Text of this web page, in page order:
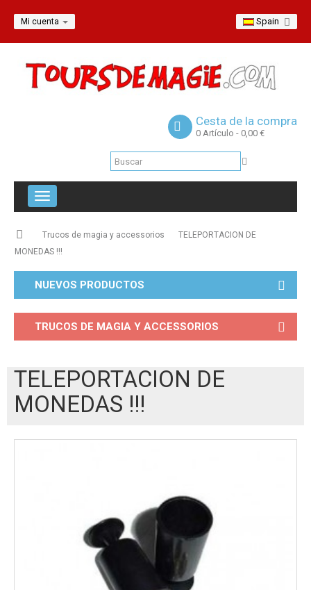
Mi cuenta Spain
Cesta de la compra
0 Artículo - 0,00 €
Navegación
Toggle
Trucos de magia y accessorios
TELEPORTACION DE
MONEDAS !!!
NUEVOS PRODUCTOS
TRUCOS DE MAGIA Y ACCESSORIOS
TELEPORTACION DE
MONEDAS !!!